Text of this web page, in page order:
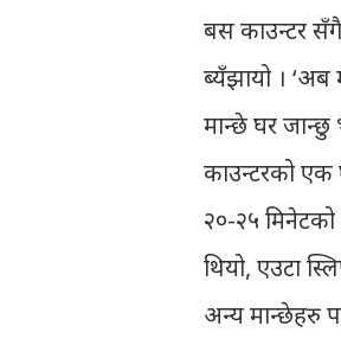
बस काउन्टर सँगै
ब्यँझायो ।
मान्छे घर जान्छु
काउन्टरको एक
२०-२५ मिनेटको
थियो, एउटा
अन्य मान्छेहरु